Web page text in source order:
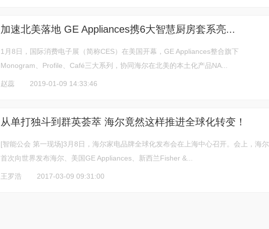
加速北美落地 GE Appliances携6大智慧厨房套系亮...
1月8日，国际消费电子展（简称CES）在美国开幕，GE Appliances整合旗下
Monogram、Profile、Café三大系列，协同海尔在北美的本土化产品NA...
赵蕊 2019-01-09 14:33:46
从单打独斗到群英荟萃 海尔竟然这样推进全球化转变！
[智能公会 第一现场]3月8日，海尔家电品牌全球化发布会在上海中心召开。会上，海尔
首次向世界发布海尔、美国GE Appliances、新西兰Fisher &...
王罗浩 2017-03-09 09:31:00